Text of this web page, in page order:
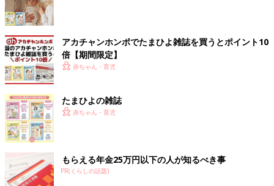
アカチャンホンポでたまひよ雑誌を買うとポイント10
倍【期間限定】
赤ちゃん・育児
たまひよの雑誌
赤ちゃん・育児
もらえる年金25万円以下の人が知るべき事
PR(くらしの話題)